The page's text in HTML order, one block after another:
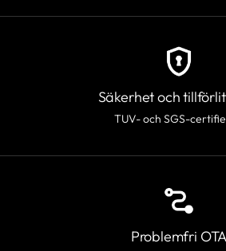
Säkerhet och
TUV- och SGS-
Problemfri OTA